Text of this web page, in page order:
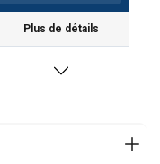
Plus de détails
servir de points